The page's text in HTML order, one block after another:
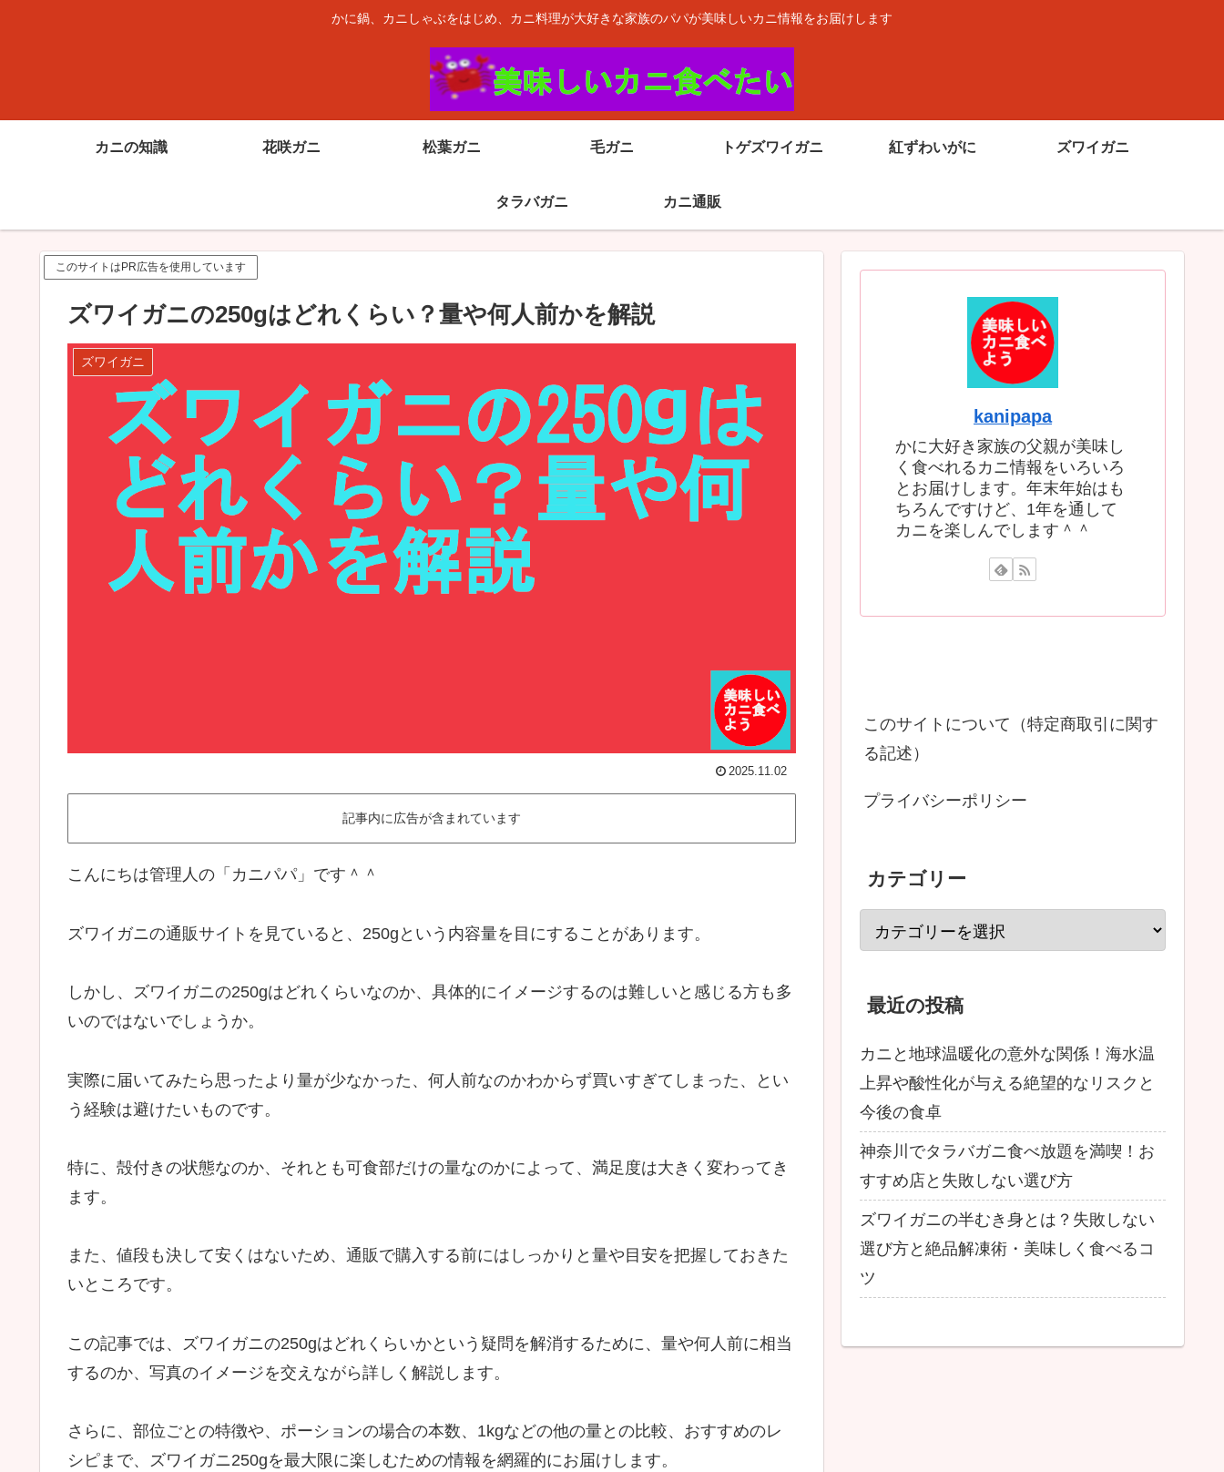
かに鍋、カニしゃぶをはじめ、カニ料理が大好きな家族のパパが美味しいカニ情報をお届けします
カニの知識 花咲ガニ 松葉ガニ 毛ガニ トゲズワイガニ 紅ずわいがに ズワイガニ
タラバガニ カニ通販
このサイトはPR広告を使用しています
ズワイガニの250gはどれくらい？量や何人前かを解説
ズワイガニ
2025.11.02
記事内に広告が含まれています
こんにちは管理人の「カニパパ」です＾＾
ズワイガニの通販サイトを見ていると、250gという内容量を目にすることがあります。
しかし、ズワイガニの250gはどれくらいなのか、具体的にイメージするのは難しいと感じる方も多
いのではないでしょうか。
実際に届いてみたら思ったより量が少なかった、何人前なのかわからず買いすぎてしまった、とい
う経験は避けたいものです。
特に、殻付きの状態なのか、それとも可食部だけの量なのかによって、満足度は大きく変わってき
ます。
また、値段も決して安くはないため、通販で購入する前にはしっかりと量や目安を把握しておきた
いところです。
この記事では、ズワイガニの250gはどれくらいかという疑問を解消するために、量や何人前に相当
するのか、写真のイメージを交えながら詳しく解説します。
さらに、部位ごとの特徴や、ポーションの場合の本数、1kgなどの他の量との比較、おすすめのレ
シピまで、ズワイガニ250gを最大限に楽しむための情報を網羅的にお届けします。
kanipapa
かに大好き家族の父親が美味し
く食べれるカニ情報をいろいろ
とお届けします。年末年始はも
ちろんですけど、1年を通して
カニを楽しんでします＾＾
このサイトについて（特定商取引に関す
る記述）
プライバシーポリシー
カテゴリー
最近の投稿
カニと地球温暖化の意外な関係！海水温
上昇や酸性化が与える絶望的なリスクと
今後の食卓
神奈川でタラバガニ食べ放題を満喫！お
すすめ店と失敗しない選び方
ズワイガニの半むき身とは？失敗しない
選び方と絶品解凍術・美味しく食べるコ
ツ